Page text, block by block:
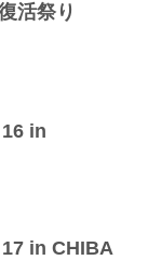
活祭り
in
17 in CHIBA